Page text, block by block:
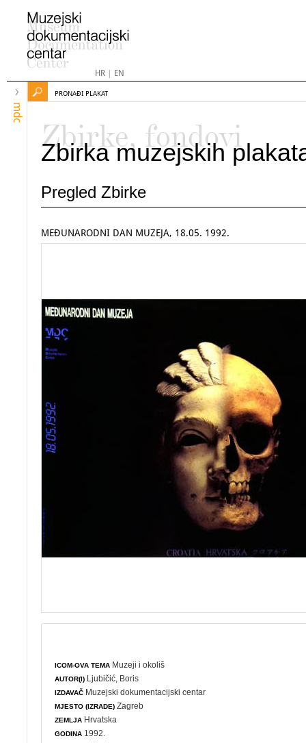
HR| EN
mdc
PRONAĐI PLAKAT
Zbirke, fondovi
Zbirka muzejskih
Pregled Zbirke
MEĐUNARODNI DAN MUZEJA, 18.05. 1992.
ICOM-OVA TEMA Muzeji i okoliš
AUTOR(I) Ljubičić, Boris
IZDAVAČ Muzejski dokumentacijski centar
MJESTO (IZRADE) Zagreb
ZEMLJA Hrvatska
GODINA 1992.